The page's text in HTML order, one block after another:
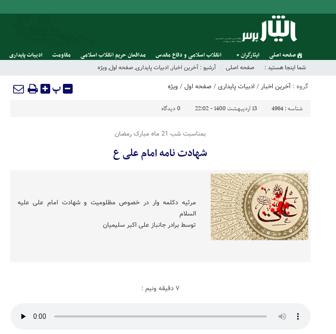
صفحه اصلی ایثارگران انقلاب اسلامی و دفاع مقدس مدافعان حریم انقلاب اسلامی مقاومت ادبیات پایداری
شما اینجا هستید : صفحه اصلی آرشیو : آخرین اخبار, ادبیات پایداری,صفحه اول,ویژه
گروه : آخرین اخبار /ادبیات پایداری/ صفحه اول/ ویژه پ
شناسه : 4964 13 اردیبهشت 1400 - 22:02 0 دیدگاه
بمناسبت شب 21 ماه مبارک رمضان
شهادت نامه امام علی ع
مرثیه دکلمه وار در خصوص مظلومیت و شهادت امام علی علیه
السلام
توسط برادر جانباز علی اکبر سلیمیان
۷ دقیقه ونیم :